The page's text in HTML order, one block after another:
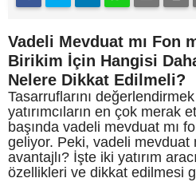
Vadeli Mevduat mı Fon
Birikim İçin Hangisi
Nelere Dikkat Edilmeli?
Tasarruflarını
yatırımcıların en çok merak
başında vadeli mevduat mı
geliyor. Peki, vadeli mevduat
avantajlı? İşte iki yatırım
özellikleri ve dikkat edilmesi